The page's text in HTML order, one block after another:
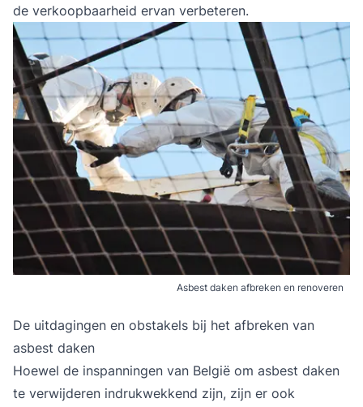
de verkoopbaarheid ervan verbeteren.
Asbest daken afbreken en renoveren
De uitdagingen en obstakels bij het afbreken van
asbest daken
Hoewel de inspanningen van België om asbest daken
te verwijderen indrukwekkend zijn, zijn er ook